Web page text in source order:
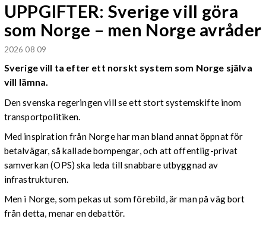
UPPGIFTER: Sverige vill göra
som Norge – men Norge avråder
2026 08 09
Sverige vill ta efter ett norskt system som Norge själva
vill lämna.
Den svenska regeringen vill se ett stort systemskifte inom
transportpolitiken.
Med inspiration från Norge har man bland annat öppnat för
betalvägar, så kallade bompengar, och att offentlig-privat
samverkan (OPS) ska leda till snabbare utbyggnad av
infrastrukturen.
Men i Norge, som pekas ut som förebild, är man på väg bort
från detta, menar en debattör.